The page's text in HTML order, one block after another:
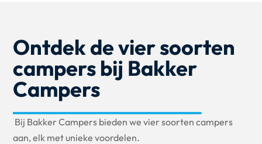
Ontdek de vier soorten
campers bij Bakker
Campers
Bij Bakker Campers bieden we vier soorten campers
aan, elk met unieke voordelen.